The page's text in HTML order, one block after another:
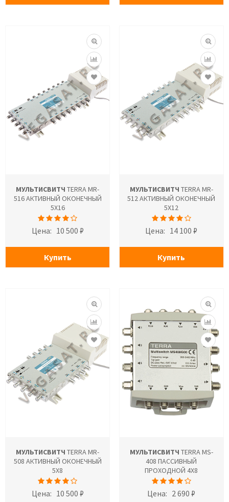
МУЛЬТИСВИТЧ TERRA MR-
516 АКТИВНЫЙ ОКОНЕЧНЫЙ
5X16
Цена: 10 500 ₽
Купить
МУЛЬТИСВИТЧ TERRA MR-
512 АКТИВНЫЙ ОКОНЕЧНЫЙ
5X12
Цена: 14 100 ₽
Купить
МУЛЬТИСВИТЧ TERRA MR-
508 АКТИВНЫЙ ОКОНЕЧНЫЙ
5X8
Цена: 10 500 ₽
МУЛЬТИСВИТЧ TERRA MS-
408 ПАССИВНЫЙ
ПРОХОДНОЙ 4Х8
Цена: 2 690 ₽